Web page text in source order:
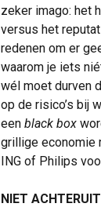
zeker imago: het
versus het
redenen om er
waarom je iets
wél moet durven
op de risico’s bij
een black box
grillige economie
ING of Philips
NIET